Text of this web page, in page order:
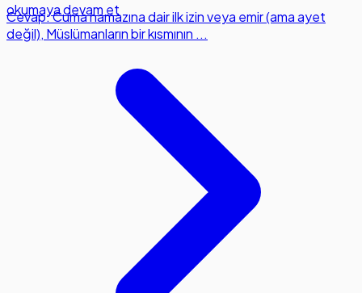
Cevap: Cuma namazına dair ilk izin veya emir (ama ayet
değil), Müslümanların bir kısmının ...
okumaya devam et